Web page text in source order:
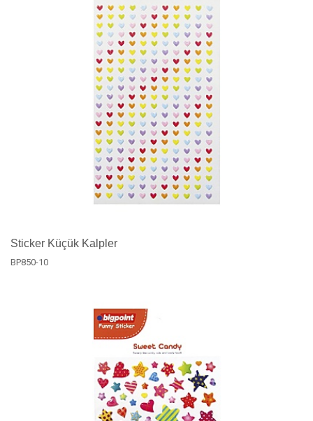
Sticker Küçük Kalpler
BP850-10